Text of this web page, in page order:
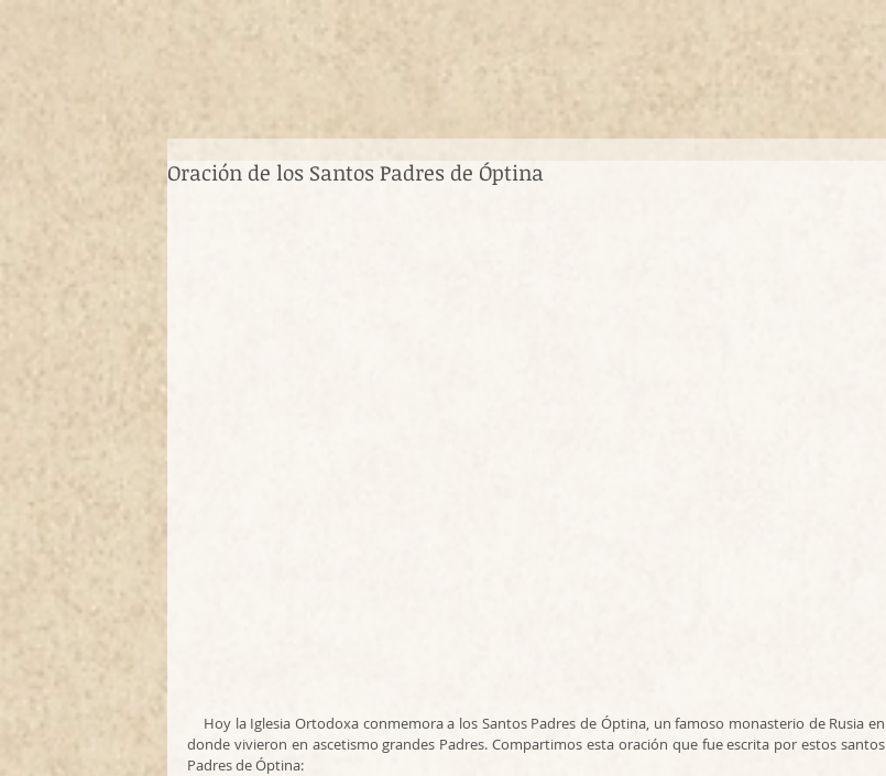
Oración de los Santos Padres de Óptina
donde vivieron en ascetismo grandes Padres. Compartimos esta oración que fue escrita por estos santos
Padres de Óptina: